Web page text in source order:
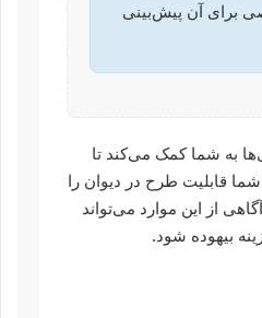
برای آن پیش‌بینی
به شما کمک می‌کند تا
قابلیت طرح در دیوان را
از این موارد می‌تواند
بیهوده شود.